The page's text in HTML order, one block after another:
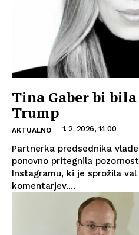
Tina Gaber bi
Trump
AKTUALNO 1. 2. 2026, 14:00
Partnerka predsednika
ponovno pritegnila
Instagramu, ki je sprožila
komentarjev....